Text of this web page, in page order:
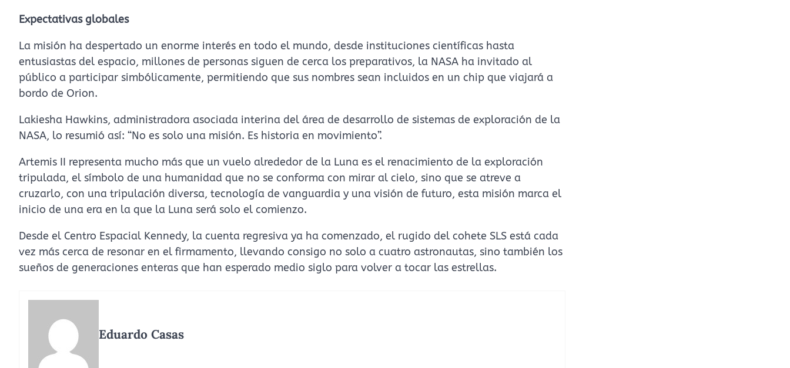
Expectativas globales
La misión ha despertado un enorme interés en todo el mundo, desde instituciones científicas hasta
entusiastas del espacio, millones de personas siguen de cerca los preparativos, la NASA ha invitado al
público a participar simbólicamente, permitiendo que sus nombres sean incluidos en un chip que viajará a
bordo de Orion.
Lakiesha Hawkins, administradora asociada interina del área de desarrollo de sistemas de exploración de la
NASA, lo resumió así: “No es solo una misión. Es historia en movimiento”.
Artemis II representa mucho más que un vuelo alrededor de la Luna es el renacimiento de la exploración
tripulada, el símbolo de una humanidad que no se conforma con mirar al cielo, sino que se atreve a
cruzarlo, con una tripulación diversa, tecnología de vanguardia y una visión de futuro, esta misión marca el
inicio de una era en la que la Luna será solo el comienzo.
Desde el Centro Espacial Kennedy, la cuenta regresiva ya ha comenzado, el rugido del cohete SLS está cada
vez más cerca de resonar en el firmamento, llevando consigo no solo a cuatro astronautas, sino también los
sueños de generaciones enteras que han esperado medio siglo para volver a tocar las estrellas.
Eduardo Casas